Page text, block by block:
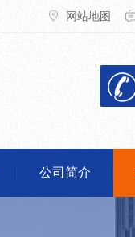
网站地图
公司简介